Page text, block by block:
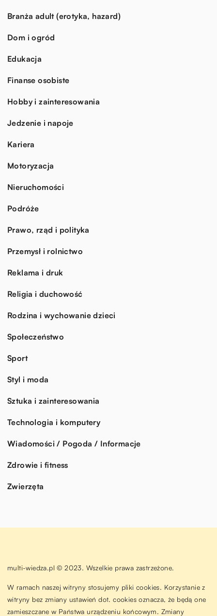
Branża adult (erotyka, hazard)
Dom i ogród
Edukacja
Finanse osobiste
Hobby i zainteresowania
Jedzenie i napoje
Kariera
Motoryzacja
Nieruchomości
Podróże
Prawo, rząd i polityka
Przemysł i rolnictwo
Reklama i druk
Religia i duchowość
Rodzina i wychowanie dzieci
Społeczeństwo
Sport
Styl i moda
Sztuka i zainteresowania
Technologia i komputery
Wiadomości / Pogoda / Informacje
Zdrowie i fitness
Zwierzęta
multi-wiedza.pl © 2023. Wszelkie prawa zastrzeżone.
W ramach naszej witryny stosujemy pliki cookies. Korzystanie z
witryny bez zmiany ustawień dot. cookies oznacza, że będą one
zamieszczane w Państwa urządzeniu końcowym. Zmiany